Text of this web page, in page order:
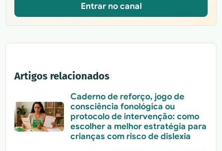
Entrar no canal
Artigos relacionados
Caderno de reforço, jogo de
consciência fonológica ou
protocolo de intervenção: como
escolher a melhor estratégia para
crianças com risco de dislexia